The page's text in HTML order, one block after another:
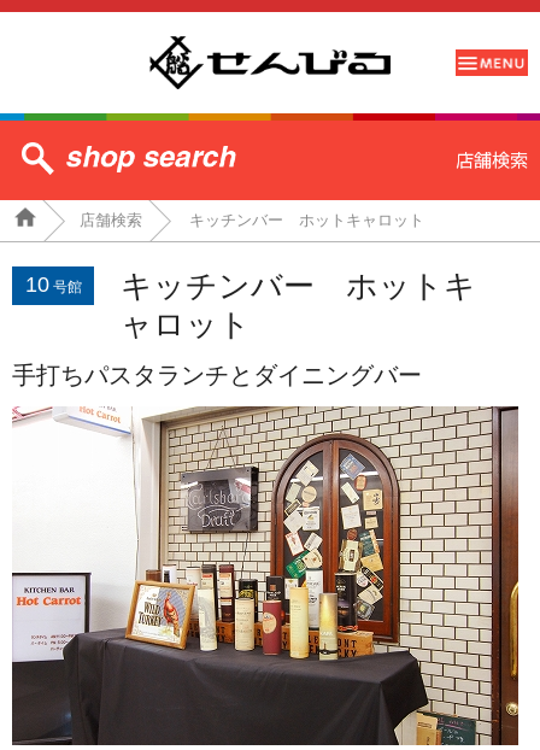
店舗検索 キッチンバー ホットキャロット
10号館
キッチンバー ホットキ
ャロット
手打ちパスタランチとダイニングバー